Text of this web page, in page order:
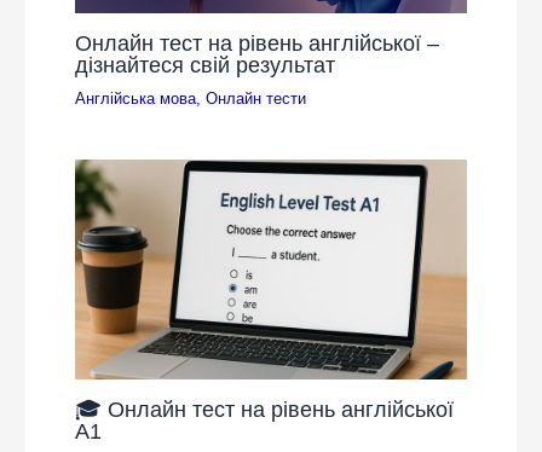
Онлайн тест на рівень англійської –
дізнайтеся свій результат
Англійська мова ,Онлайн тести
🎓 Онлайн тест на рівень англійської
A1